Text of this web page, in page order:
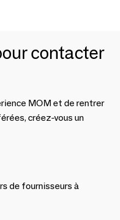
contacter
MOM et de rentrer
créez-vous un
de fournisseurs à